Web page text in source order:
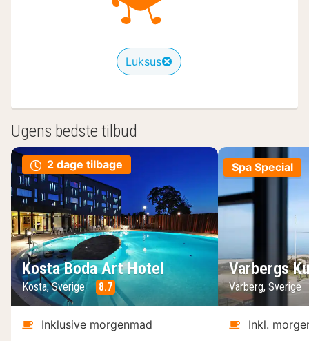
Luksus
Ugens bedste tilbud
2 dage tilbage
Kosta Boda Art Hotel
Kosta, Sverige 8.7
Inklusive morgenmad
Spa Special
Varbergs
Varberg, Sverige
Inkl.